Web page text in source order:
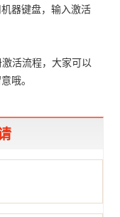
器键盘，输入激活
活流程，大家可以
哦。